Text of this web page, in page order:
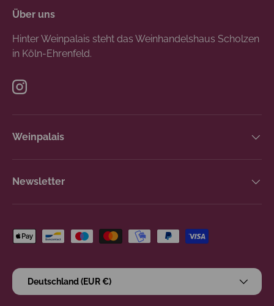
Über uns
Hinter Weinpalais steht das Weinhandelshaus Scholzen
in Köln-Ehrenfeld.
Instagram
Weinpalais
Newsletter
Zahlungsmethoden
Land/Region
Deutschland (EUR €)